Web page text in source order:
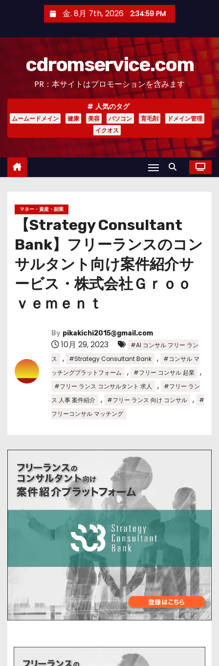
金. 8月 7th, 2026 2:35:00 PM
cdromservice.com
PR：本サイトはプロモーションを含みます
人気のタグ
ムームードメイン 健康 美容 パソコン 育毛剤
ドメイン管理
イクオス
マネー・資産・副業
【Strategy Consultant
Bank】フリーランスのコン
サルタント向け案件紹介サ
ービス・株式会社Ｇｒｏｏ
ｖｅｍｅｎｔ
By pikakichi2015@gmail.com
10月 29, 2023
#AI コンサル フリー ラン
ス
, #Strategy Consultant Bank ,
#コンサル マ
ッチングプラットフォーム
, #フリー コンサル 起業 ,
#フリー ランス コンサルタント 求人 ,
#フリー ラン
ス 人事 案件紹介
, #フリー ランス 向け コンサル ,
#
フリーコンサル マッチング